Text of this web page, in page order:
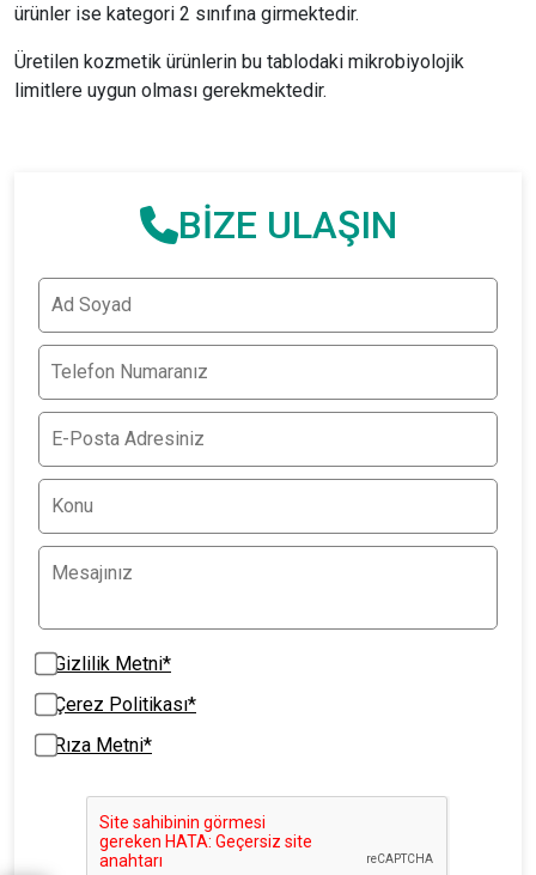
ürünler ise kategori 2 sınıfına girmektedir.
Üretilen kozmetik ürünlerin bu tablodaki mikrobiyolojik
limitlere uygun olması gerekmektedir.
BİZE ULAŞIN
Gizlilik Metni*
Çerez Politikası*
Rıza Metni*